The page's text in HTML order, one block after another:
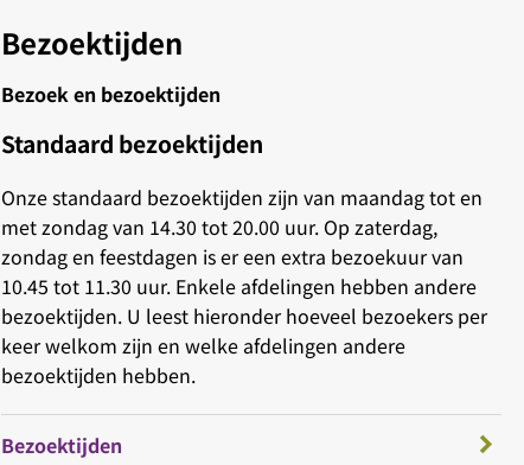
Bezoektijden
Bezoek en bezoektijden
Standaard bezoektijden
Onze standaard bezoektijden zijn van maandag tot en
met zondag van 14.30 tot 20.00 uur. Op zaterdag,
zondag en feestdagen is er een extra bezoekuur van
10.45 tot 11.30 uur. Enkele afdelingen hebben andere
bezoektijden. U leest hieronder hoeveel bezoekers per
keer welkom zijn en welke afdelingen andere
bezoektijden hebben.
Bezoektijden